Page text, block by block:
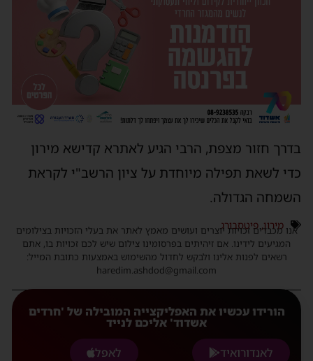
בדרך חזור מצפת, הרבי הגיע לאתרא קדישא מירון
כדי לשאת תפילה מיוחדת על ציון הרשב"י לקראת
השמחה הגדולה.
מירון, פיטסבורג
אנו מכבדים זכויות יוצרים ועושים מאמץ לאתר את בעלי הזכויות בצילומים
המגיעים לידינו. אם זיהיתים בפרסומינו צילום שיש לכם זכויות בו, אתם
רשאים לפנות אלינו ולבקש לחדול מהשימוש באמצעות כתובת המייל:
haredim.ashdod@gmail.com
הורידו עכשיו את האפליקצייה המובילה של 'חרדים
אשדוד' אליכם לנייד
לאנדורואיד
לאפל